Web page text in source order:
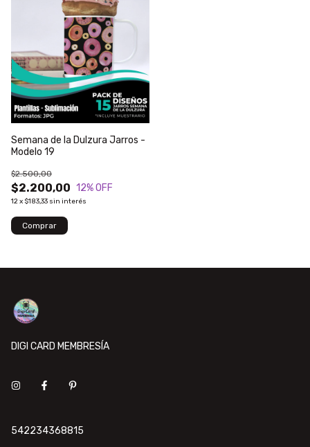
Semana de la Dulzura Jarros -
Modelo 19
$2.200,00
$2.500,00
12% OFF
12x $183,33 sin interés
DIGI CARD MEMBRESÍA
542234368815